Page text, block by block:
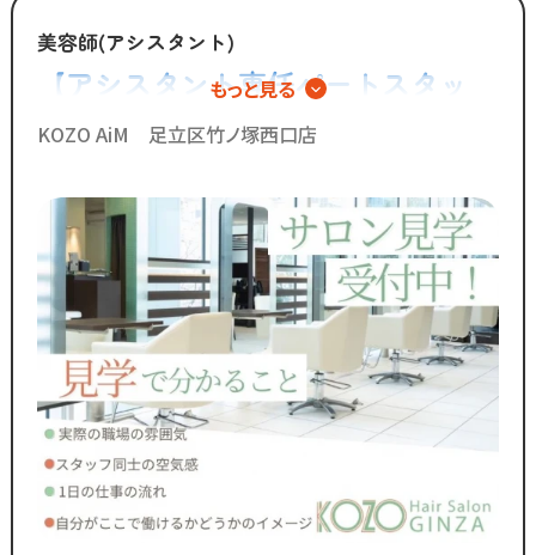
時代に合わないものは変えていく」
スタッフが長く勤められることを
何よりも大切に考えているからこそ
今後もより働きやすい環境へ
◆グループの実績◆
￣￣￣￣￣￣￣￣￣￣￣￣￣
・スタッフ月間平均報酬
「30万円以上」☆
・月間来店人数2,000人以上（4店舗平均）
◆SNSで職場のリアルな雰囲気を
チェックできます！◆
￣￣￣￣￣￣￣￣￣￣￣￣￣
／
美容師(アシスタント)
【アシスタント専任パートスタッ
フ】技術に自信がなくても安心の環
もっと見る
KOZO AiM 足立区竹ノ塚西口店